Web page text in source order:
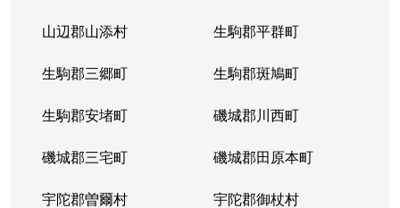
山辺郡山添村 生駒郡平群町
生駒郡三郷町 生駒郡斑鳩町
生駒郡安堵町 磯城郡川西町
磯城郡三宅町 磯城郡田原本町
宇陀郡曽爾村 宇陀郡御杖村